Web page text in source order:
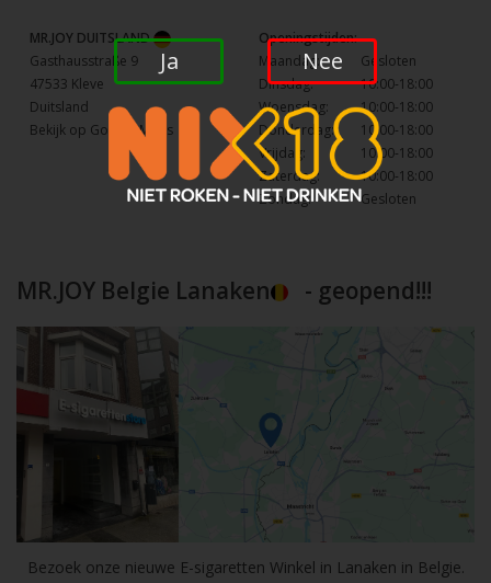
MR.JOY DUITSLAND
Gasthausstraße 9
47533 Kleve
Duitsland
Bekijk op Google Maps
Openingstijden:
Maandag:
Gesloten
Dinsdag:
10:00-18:00
Woensdag:
10:00-18:00
Donderdag:
10:00-18:00
Vrijdag:
10:00-18:00
Zaterdag:
10:00-18:00
Zondag:
Gesloten
MR.JOY Belgie Lanaken - geopend!!!
Bezoek onze nieuwe E-sigaretten Winkel in Lanaken in Belgie.
Ja Nee